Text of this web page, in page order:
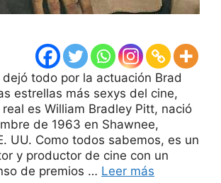
todo por la actuación Brad
estrellas más sexys del cine,
es William Bradley Pitt, nació
de 1963 en Shawnee,
UU. Como todos sabemos, es un
y productor de cine con un
de premios … Leer más